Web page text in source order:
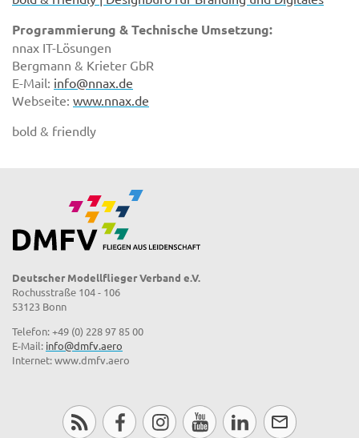
Programmierung & Technische Umsetzung:
nnax IT-Lösungen
Bergmann & Krieter GbR
E-Mail: info@nnax.de
Webseite: www.nnax.de
bold & friendly
Deutscher Modellflieger Verband e.V.
Rochusstraße 104 - 106
53123 Bonn
Telefon: +49 (0) 228 97 85 00
E-Mail: info@dmfv.aero
Internet: www.dmfv.aero